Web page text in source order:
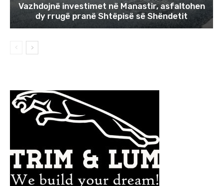
Vazhdojnë investimet në Manastir, asfaltohen
dy rrugë pranë Shtëpisë së Shëndetit